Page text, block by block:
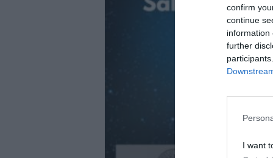
confirm
continue
information
further
I want